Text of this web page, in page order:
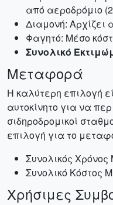
από αεροδρόμιο
Διαμονή: Αρχίζει
Φαγητό: Μέσο
Συνολικό
Μεταφορά
Η καλύτερη επιλογή
αυτοκίνητο για να
σιδηροδρομικοί
επιλογή για το
Συνολικός
Συνολικό Κόστος
Χρήσιμες